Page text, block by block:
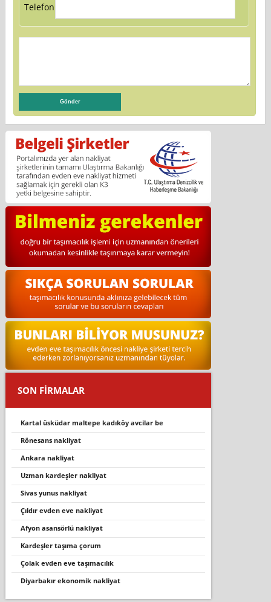
Telefon:
SON FİRMALAR
kartal üsküdar maltepe kadiköy avci̇lar be
rönesans nakli̇yat
ankara nakliyat
uzman kardeşler nakliyat
si̇vas yunus nakli̇yat
çildir evden eve nakli̇yat
afyon asansörlü nakliyat
kardeşler taşıma çorum
çolak evden eve taşımacılık
diyarbakır ekonomik nakliyat